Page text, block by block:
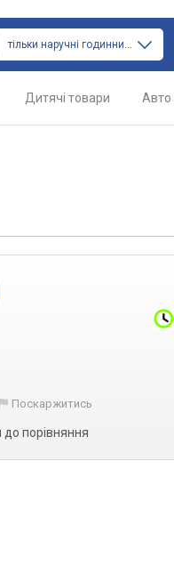
тільки наручні годинники
Дитячі товари Авто
Поскаржитись
до порівняння